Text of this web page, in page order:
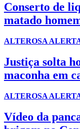
Conserto de
matado
ALTEROSA
Justiça solta
maconha em
ALTEROSA
Vídeo da